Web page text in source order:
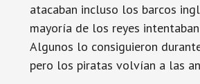
atacaban incluso los barcos
mayoría de los reyes
Algunos lo consiguieron
pero los piratas volvían a las